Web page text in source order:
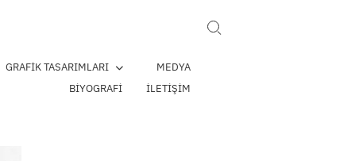
GRAFIK TASARIMLARI
MEDYA
BIYOGRAFI
İLETIŞIM
Search for: